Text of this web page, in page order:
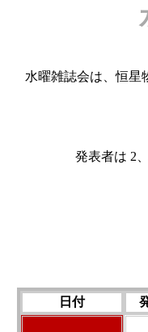
水曜雑誌会は、恒星
発表者は 2
日付